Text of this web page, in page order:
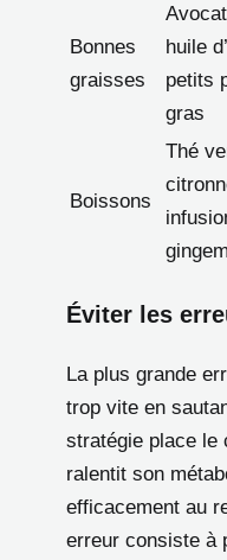
Bonnes
graisses
huile
petits
gras
Boissons
Thé
Éviter les
La plus grande
trop vite en
stratégie place le
ralentit son
efficacement au
erreur consiste à